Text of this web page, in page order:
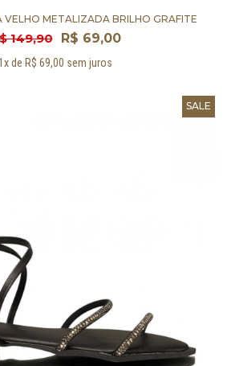
VELHO METALIZADA BRILHO GRAFITE
149,90 R$ 69,00
de R$ 69,00 sem juros
SALE